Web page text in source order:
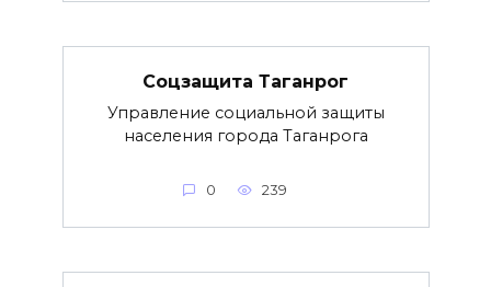
Соцзащита Таганрог
Управление социальной защиты
населения города Таганрога
0 239